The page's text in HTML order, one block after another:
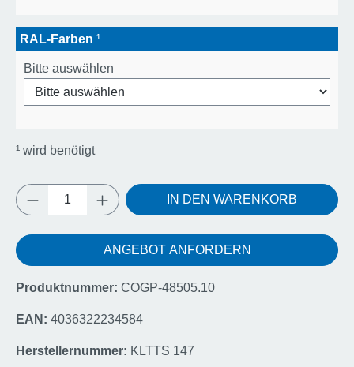
RAL-Farben ¹
Bitte auswählen
¹ wird benötigt
Produkt Anzahl: Gib den gewünschten
IN DEN WARENKORB
ANGEBOT ANFORDERN
Produktnummer: COGP-48505.10
EAN: 4036322234584
Herstellernummer: KLTTS 147